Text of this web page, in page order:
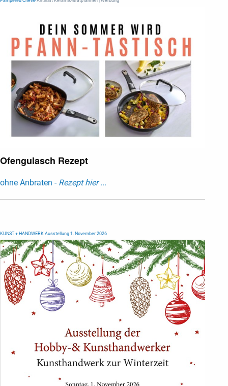
Ofengulasch Rezept
ohne Anbraten - Rezept hier ...
KUNST + HANDWERK Ausstellung 1. November 2026